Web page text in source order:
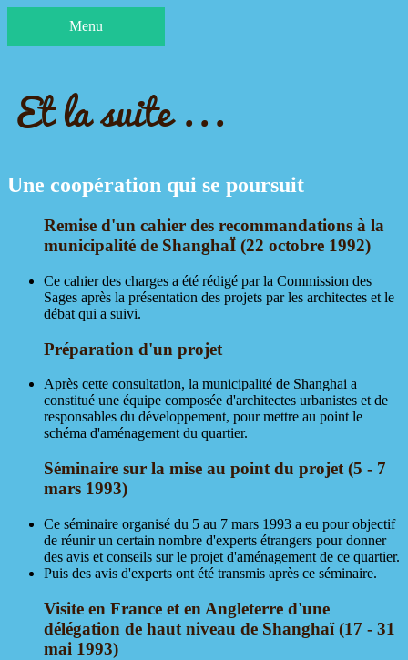
Menu
Et la suite ...
Une coopération qui se poursuit
Remise d'un cahier des recommandations à la
municipalité de ShanghaÏ (22 octobre 1992)
Ce cahier des charges a été rédigé par la Commission des
Sages après la présentation des projets par les architectes et le
débat qui a suivi.
Préparation d'un projet
Après cette consultation, la municipalité de Shanghai a
constitué une équipe composée d'architectes urbanistes et de
responsables du développement, pour mettre au point le
schéma d'aménagement du quartier.
Séminaire sur la mise au point du projet (5 - 7
mars 1993)
Ce séminaire organisé du 5 au 7 mars 1993 a eu pour objectif
de réunir un certain nombre d'experts étrangers pour donner
des avis et conseils sur le projet d'aménagement de ce quartier.
Puis des avis d'experts ont été transmis après ce séminaire.
Visite en France et en Angleterre d'une
délégation de haut niveau de Shanghaï (17 - 31
mai 1993)